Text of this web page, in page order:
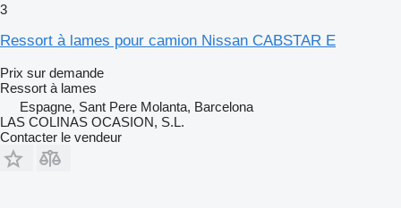
3
Ressort à lames pour camion Nissan CABSTAR E
Prix sur demande
Ressort à lames
Espagne, Sant Pere Molanta, Barcelona
LAS COLINAS OCASION, S.L.
Contacter le vendeur